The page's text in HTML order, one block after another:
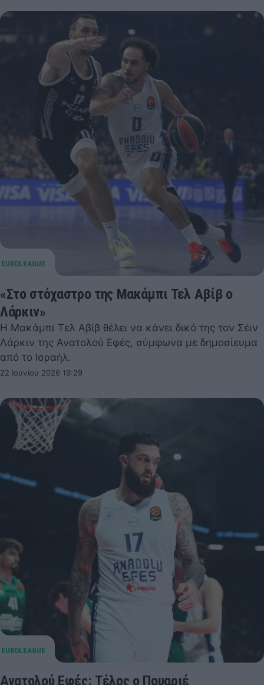
«Στο στόχαστρο της Μακάμπι Τελ Αβίβ ο
Λάρκιν»
Η Μακάμπι Τελ Αβίβ θέλει να κάνει δικό της τον Σέιν
Λάρκιν της Ανατολού Εφές, σύμφωνα με δημοσίευμα
από το Ισραήλ.
22 Ιουνίου 2026 19:29
Ανατολού Εφές: Τέλος ο Πουαριέ